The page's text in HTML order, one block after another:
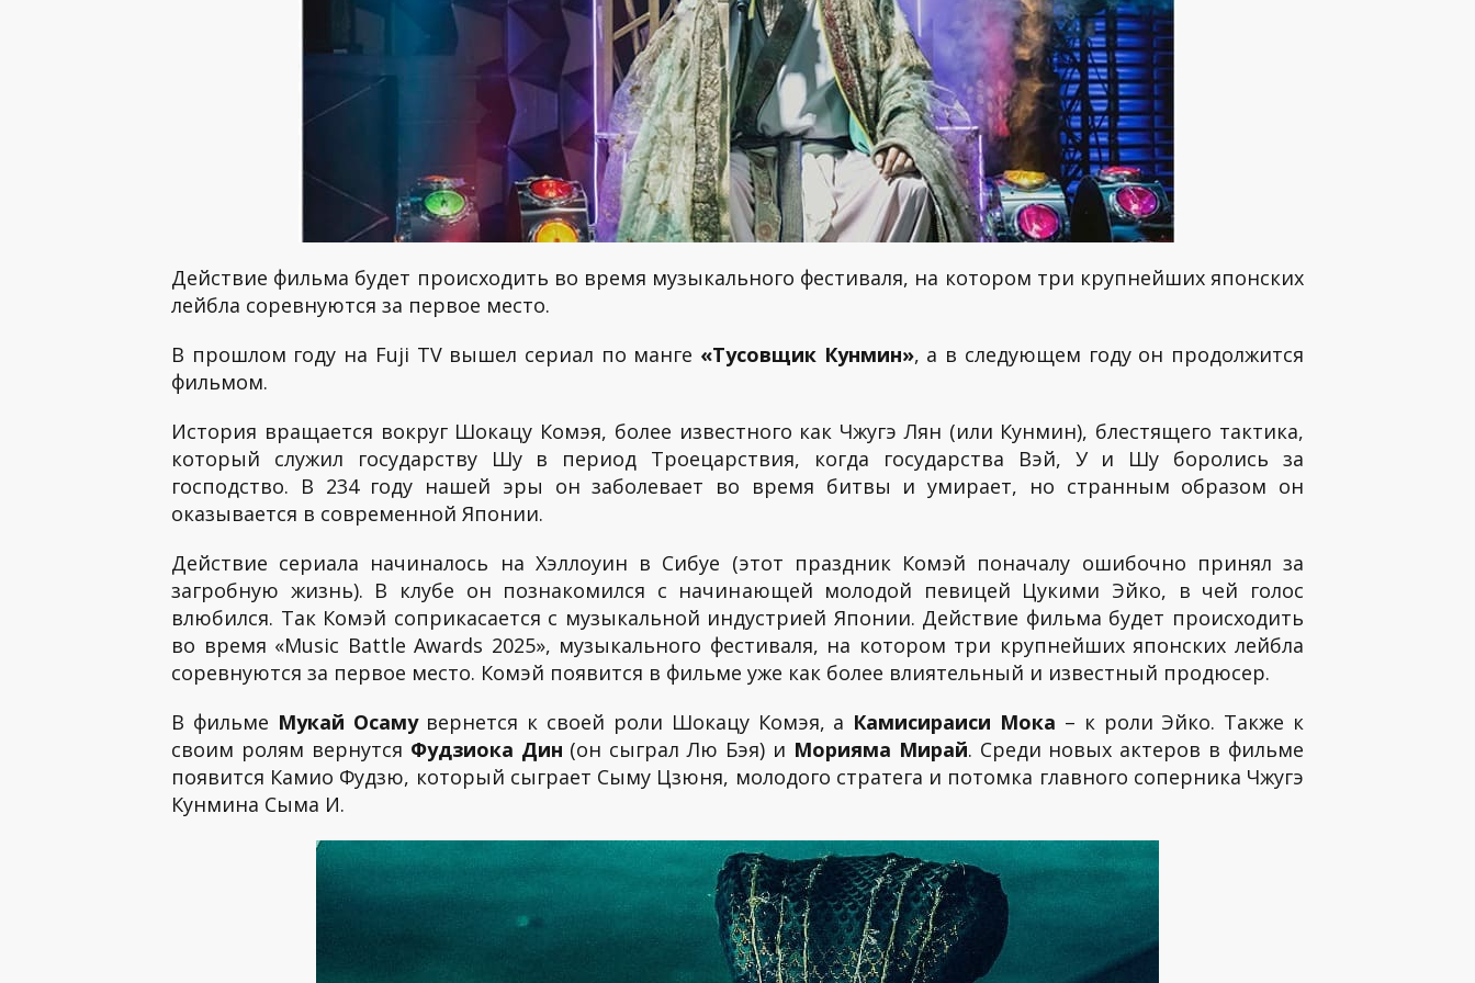
Действие фильма будет происходить во время музыкального фестиваля, на котором три крупнейших японских
лейбла соревнуются за первое место.
В прошлом году на Fuji TV вышел сериал по манге «Тусовщик Кунмин», а в следующем году он продолжится
фильмом.
История вращается вокруг Шокацу Комэя, более известного как Чжугэ Лян (или Кунмин), блестящего тактика,
который служил государству Шу в период Троецарствия, когда государства Вэй, У и Шу боролись за
господство. В 234 году нашей эры он заболевает во время битвы и умирает, но странным образом он
оказывается в современной Японии.
Действие сериала начиналось на Хэллоуин в Сибуе (этот праздник Комэй поначалу ошибочно принял за
загробную жизнь). В клубе он познакомился с начинающей молодой певицей Цукими Эйко, в чей голос
влюбился. Так Комэй соприкасается с музыкальной индустрией Японии. Действие фильма будет происходить
во время «Music Battle Awards 2025», музыкального фестиваля, на котором три крупнейших японских лейбла
соревнуются за первое место. Комэй появится в фильме уже как более влиятельный и известный продюсер.
В фильме Мукай Осамувернется к своей роли Шокацу Комэя, а Камисираиси Мока – к роли Эйко. Также к
своим ролям вернутся Фудзиока Дин (он сыграл Лю Бэя) и Морияма Мирай. Среди новых актеров в фильме
появится Камио Фудзю, который сыграет Сыму Цзюня, молодого стратега и потомка главного соперника Чжугэ
Кунмина Сыма И.